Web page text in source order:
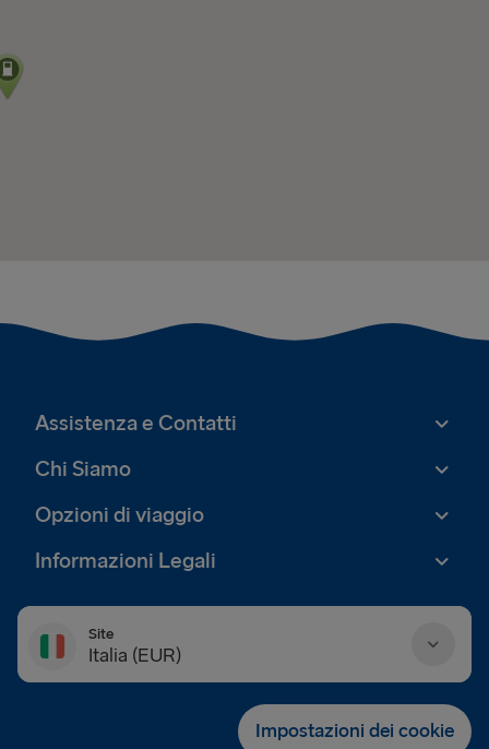
Assistenza e Contatti
Chi Siamo
Opzioni di viaggio
Informazioni Legali
Site
Italia (EUR)
Impostazioni dei cookie